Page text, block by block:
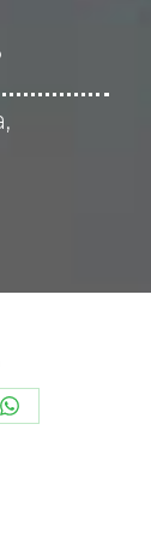
Share